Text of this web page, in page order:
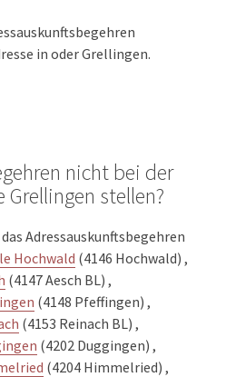
in oder Grellingen.
nicht bei der
stellen?
Adressauskunftsbegehren
Hochwald (4146 Hochwald) ,
(4147 Aesch BL) ,
(4148 Pfeffingen) ,
(4153 Reinach BL) ,
(4202 Duggingen) ,
(4204 Himmelried) ,